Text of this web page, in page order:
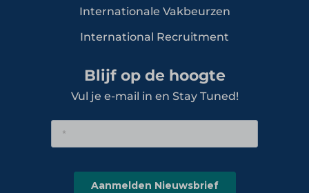
Internationale Vakbeurzen
International Recruitment
Blijf op de hoogte
Vul je e-mail in en Stay Tuned!